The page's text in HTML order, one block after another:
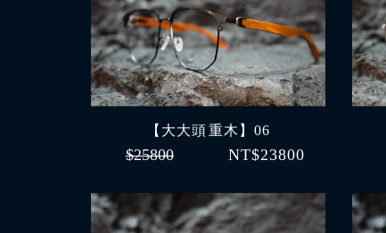
【大大頭 重木】06
$25800 NT$23800